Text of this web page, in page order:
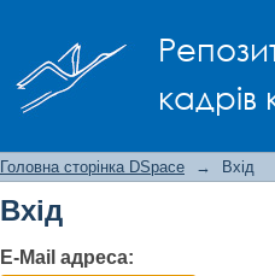
кадрів
Головна сторінка DSpace → Вхід
Вхід
E-Mail адреса: